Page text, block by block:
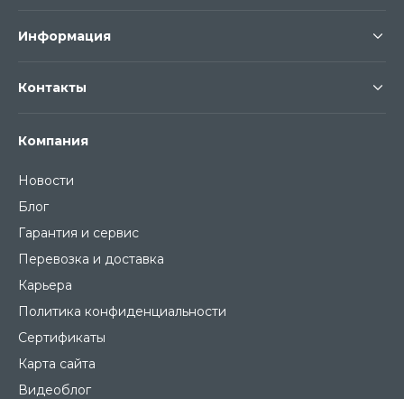
Компания
Новости
Блог
Гарантия и сервис
Перевозка и доставка
Карьера
Политика конфиденциальности
Сертификаты
Карта сайта
Видеоблог
Информация
Контакты